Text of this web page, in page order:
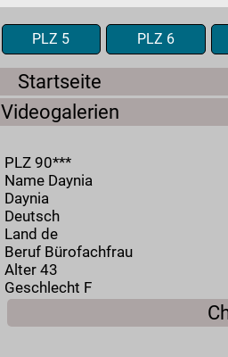
PLZ 5 PLZ 6
Startseite
Videogalerien
PLZ 90***
Name Daynia
Daynia
Deutsch
Land de
Beruf Bürofachfrau
Alter 43
Geschlecht F